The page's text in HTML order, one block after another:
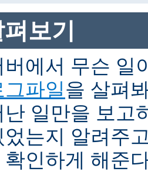
보기
버에서 무슨 일
그파일을 살펴
난 일만을 보고
었는지 알려주
확인하게 해준